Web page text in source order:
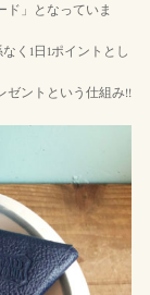
ド」となっていま
く1日1ポイントとし
ゼントという仕組み!!